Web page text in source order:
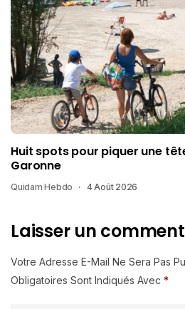
Huit spots pour piquer une
Garonne
Quidam Hebdo 4 Août 2026
Laisser un
Votre Adresse E-Mail Ne Sera Pas
Obligatoires Sont Indiqués Avec *